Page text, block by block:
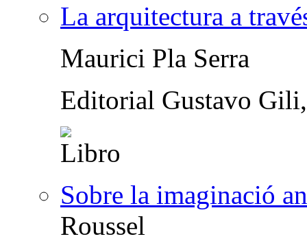
La arquitectura a
Maurici Pla Serra
Editorial Gustavo
Sobre la imaginació
Roussel